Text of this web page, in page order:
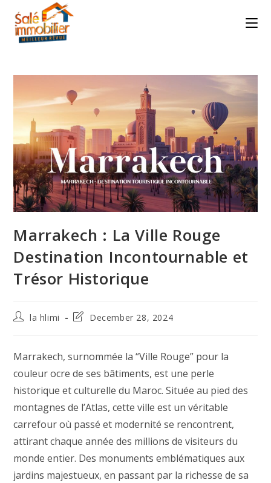
content
Marrakech : La Ville Rouge
Destination Incontournable et
Trésor Historique
Postla hlimi
PostDecember 28, 2024
Marrakech, surnommée la “Ville Rouge” pour la
couleur ocre de ses bâtiments, est une perle
historique et culturelle du Maroc. Située au pied des
montagnes de l’Atlas, cette ville est un véritable
carrefour où passé et modernité se rencontrent,
attirant chaque année des millions de visiteurs du
monde entier. Des monuments emblématiques aux
jardins majestueux, en passant par la richesse de sa